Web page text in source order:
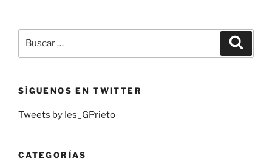
por:
SÍGUENOS EN TWITTER
Tweets by Ies_GPrieto
CATEGORÍAS